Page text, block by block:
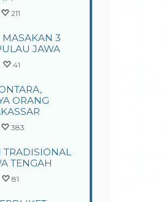
211
3
JAWA
41
ORANG
383
TENGAH
81